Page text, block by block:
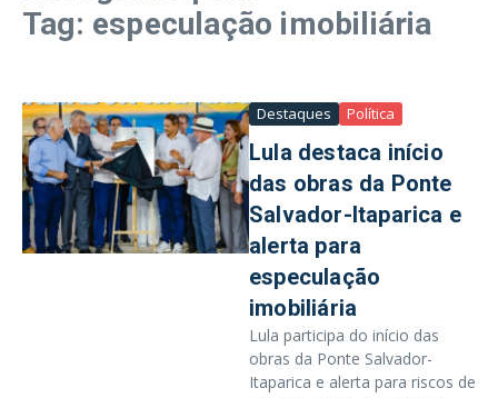
Tag: especulação imobiliária
Destaques Política
Lula destaca início
das obras da Ponte
Salvador-Itaparica e
alerta para
especulação
imobiliária
Lula participa do início das
obras da Ponte Salvador-
Itaparica e alerta para riscos de